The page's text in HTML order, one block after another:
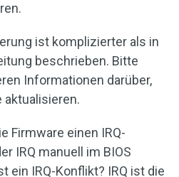
ist komplizierter als in
beschrieben. Bitte
Informationen darüber,
aktualisieren.
Firmware einen IRQ-
IRQ manuell im BIOS
ein IRQ-Konflikt? IRQ ist die